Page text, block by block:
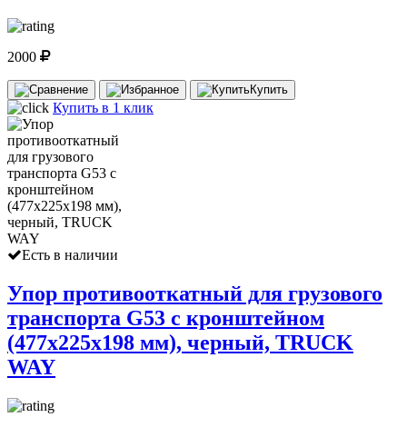
2000
Купить
Купить в 1 клик
Есть в наличии
Упор противооткатный для грузового
транспорта G53 с кронштейном
(477х225х198 мм), черный, TRUCK
WAY